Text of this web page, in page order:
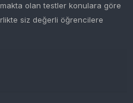
olan testler konulara göre
siz değerli öğrencilere